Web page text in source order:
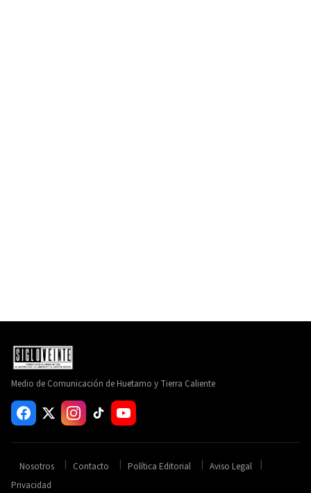
Medio de Comunicación de Huetamo y Tierra Caliente
Nosotros Contacto Política Editorial
Aviso Legal
Privacidad